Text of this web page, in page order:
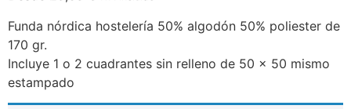
Funda nórdica hostelería 50% algodón 50% poliester de
170 gr.
Incluye 1 o 2 cuadrantes sin relleno de 50 x 50 mismo
estampado